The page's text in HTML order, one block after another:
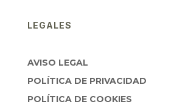
LEGALES
AVISO LEGAL
POLÍTICA DE PRIVACIDAD
POLÍTICA DE COOKIES